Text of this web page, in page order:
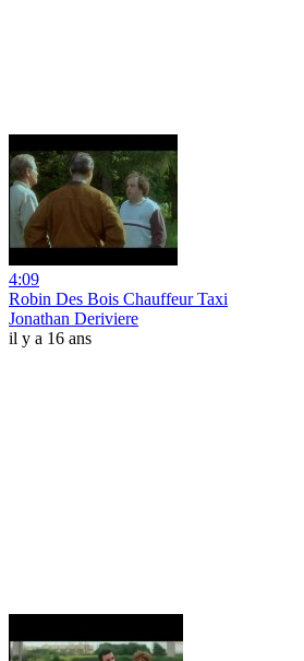
4:09
Robin Des Bois Chauffeur Taxi
Jonathan Deriviere
il y a 16 ans